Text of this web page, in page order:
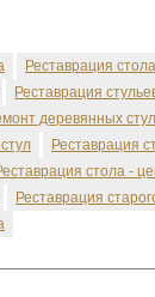
Реставрация стола
Реставрация
деревянных
Реставрация
стола -
Реставрация